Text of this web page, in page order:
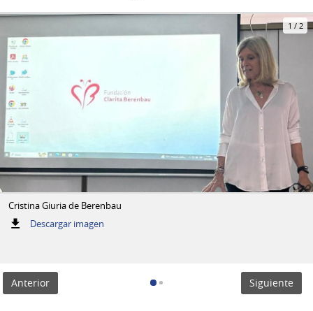
1/2
Cristina Giuria de Berenbau
Descargar imagen:
Anterior
Siguiente